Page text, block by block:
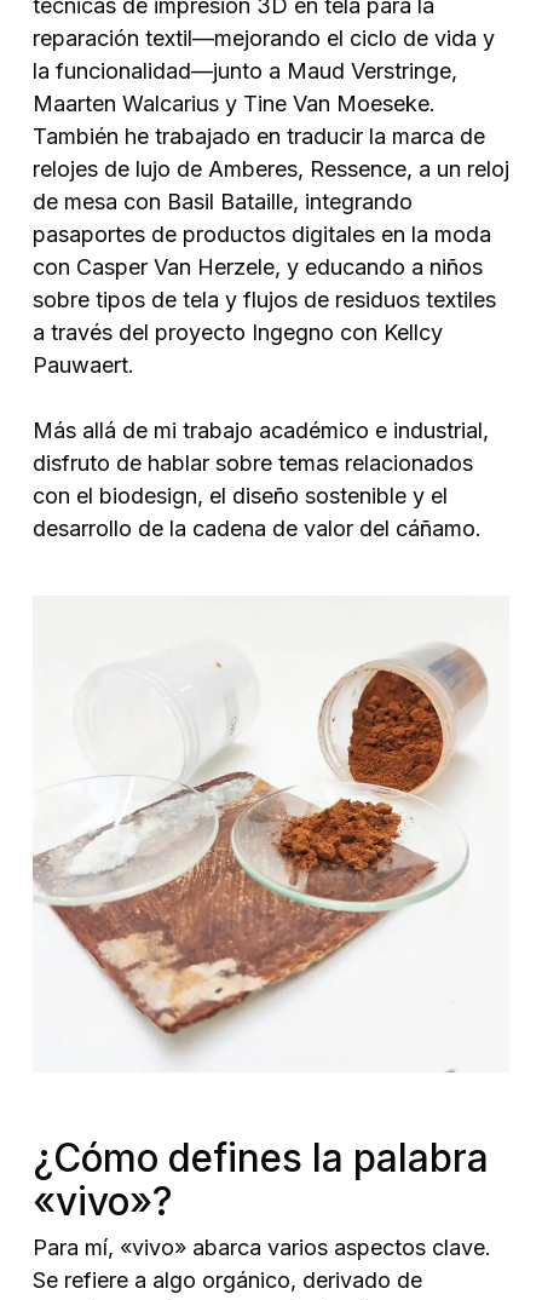
técnicas de impresión 3D en tela para la
reparación textil—mejorando el ciclo de vida y
la funcionalidad—junto a Maud Verstringe,
Maarten Walcarius y Tine Van Moeseke.
También he trabajado en traducir la marca de
relojes de lujo de Amberes, Ressence, a un reloj
de mesa con Basil Bataille, integrando
pasaportes de productos digitales en la moda
con Casper Van Herzele, y educando a niños
sobre tipos de tela y flujos de residuos textiles
a través del proyecto Ingegno con Kellcy
Pauwaert.
Más allá de mi trabajo académico e industrial,
disfruto de hablar sobre temas relacionados
con el biodesign, el diseño sostenible y el
desarrollo de la cadena de valor del cáñamo.
¿Cómo defines la palabra
«vivo»?
Para mí, «vivo» abarca varios aspectos clave.
Se refiere a algo orgánico, derivado de